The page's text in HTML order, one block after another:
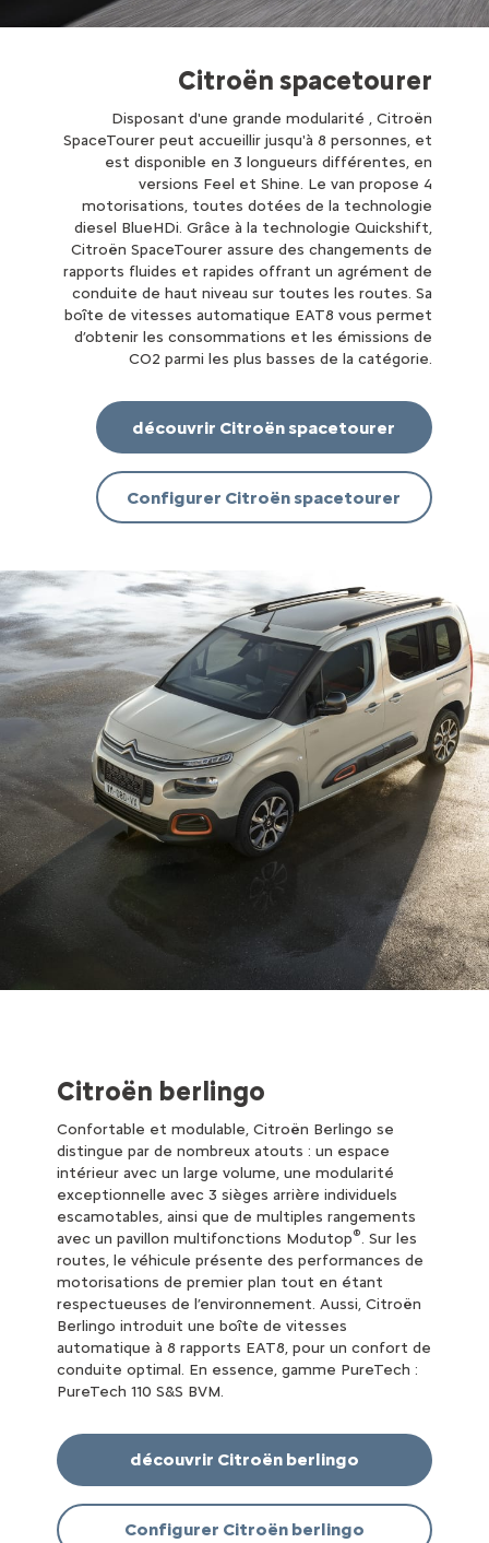
Citroën spacetourer
Disposant d'une grande modularité , Citroën
SpaceTourer peut accueillir jusqu'à 8 personnes, et
est disponible en 3 longueurs différentes, en
versions Feel et Shine. Le van propose 4
motorisations, toutes dotées de la technologie
diesel BlueHDi. Grâce à la technologie Quickshift,
Citroën SpaceTourer assure des changements de
rapports fluides et rapides offrant un agrément de
conduite de haut niveau sur toutes les routes. Sa
boîte de vitesses automatique EAT8 vous permet
d’obtenir les consommations et les émissions de
CO2 parmi les plus basses de la catégorie.
découvrir Citroën spacetourer
Configurer Citroën spacetourer
Citroën berlingo
Confortable et modulable, Citroën Berlingo se
distingue par de nombreux atouts : un espace
intérieur avec un large volume, une modularité
exceptionnelle avec 3 sièges arrière individuels
escamotables, ainsi que de multiples rangements
avec un pavillon multifonctions Modutop®. Sur les
routes, le véhicule présente des performances de
motorisations de premier plan tout en étant
respectueuses de l’environnement. Aussi, Citroën
Berlingo introduit une boîte de vitesses
automatique à 8 rapports EAT8, pour un confort de
conduite optimal. En essence, gamme PureTech :
PureTech 110 S&S BVM.
découvrir Citroën berlingo
Configurer Citroën berlingo